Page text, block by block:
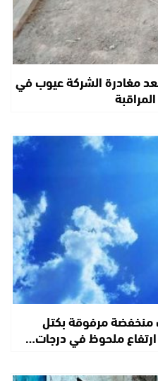
مغادرة الشركة عيوب في
مرفوقة بكتل
ملحوظ في درجات…